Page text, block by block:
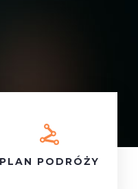
PLAN PODRÓŻY